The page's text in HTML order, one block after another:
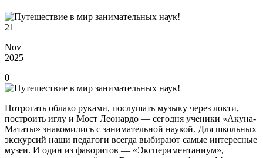
21
Nov
2025
0
Потрогать облако руками, послушать музыку через локти,
построить иглу и Мост Леонардо — сегодня ученики «Акуна-
Мататы» знакомились с занимательной наукой. Для школьных
экскурсий наши педагоги всегда выбирают самые интересные
музеи. И один из фаворитов — «Экспериментаниум»,